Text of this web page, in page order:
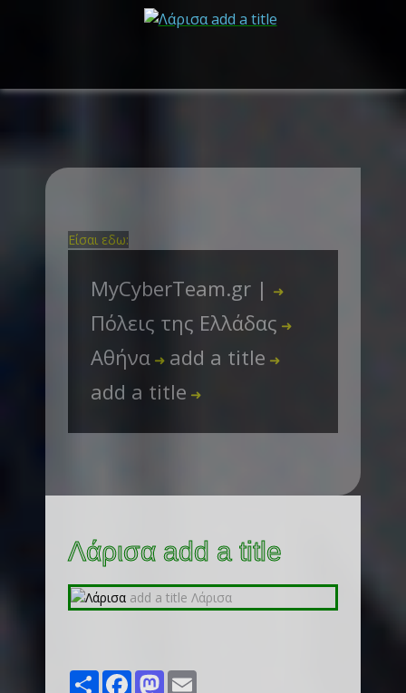
Είσαι εδω:
MyCyberTeam.gr | ➜
Πόλεις της Ελλάδας ➜
Αθήνα ➜ add a title ➜
add a title ➜
Λάρισα add a title
Share FacebookMastodon